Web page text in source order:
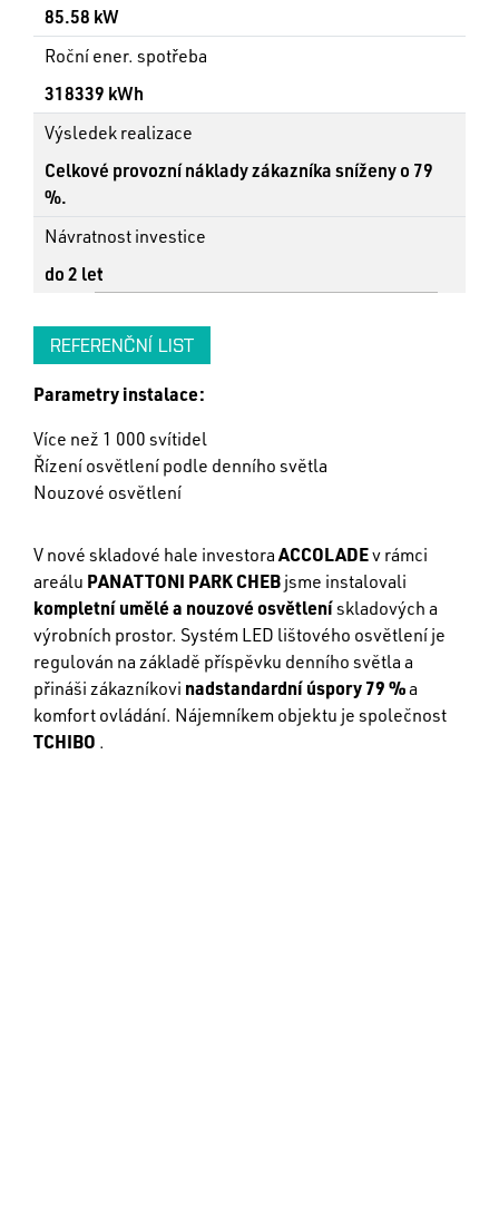
85.58 kW
Roční ener. spotřeba
318339 kWh
Výsledek realizace
Celkové provozní náklady zákazníka sníženy o 79
%.
Návratnost investice
do 2 let
REFERENČNÍ LIST
Parametry instalace:
Více než 1 000 svítidel
Řízení osvětlení podle denního světla
Nouzové osvětlení
V nové skladové hale investoraACCOLADEv rámci
areálu PANATTONI PARK CHEBjsme instalovali
kompletní umělé a nouzové osvětlenískladových a
výrobních prostor. Systém LED lištového osvětlení je
regulován na základě příspěvku denního světla a
přináši zákazníkovi nadstandardní úspory 79 %a
komfort ovládání. Nájemníkem objektu je společnost
TCHIBO .